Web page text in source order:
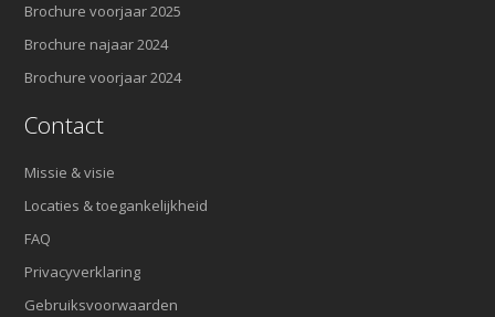
Brochure voorjaar 2025
Brochure najaar 2024
Brochure voorjaar 2024
Contact
Missie & visie
Locaties & toegankelijkheid
FAQ
Privacyverklaring
Gebruiksvoorwaarden